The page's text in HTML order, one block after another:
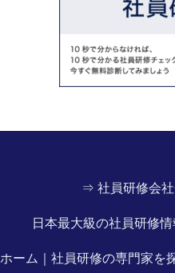
⇒ 社員研修会
日本最大級の社員研修
ホーム 社員研修の専門家を